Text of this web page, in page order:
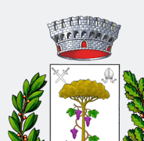
Skip to Content